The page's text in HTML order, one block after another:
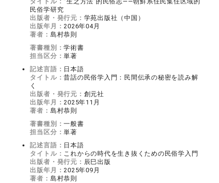
民俗学研究
出版者・発行元： 学苑出版社（中国）
出版年月：2026年04月
著者： 島村恭則
著書種別：学術書
担当区分：単著
記述言語： 日本語
タイトル：昔話の民俗学入門：民間伝承の秘密を読み解
く
出版者・発行元： 創元社
出版年月：2025年11月
著者： 島村恭則
著書種別：一般書
担当区分：単著
記述言語： 日本語
タイトル： これからの時代を生き抜くための民俗学入門
出版者・発行元： 辰巳出版
出版年月：2025年09月
著者： 島村恭則